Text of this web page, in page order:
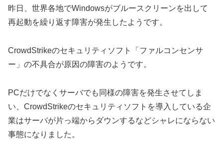
昨日、世界各地でWindowsがブルースクリーンを出して
再起動を繰り返す障害が発生したようです。
CrowdStrikeのセキュリティソフト「ファルコンセンサ
ー」の不具合が原因の障害のようです。
PCだけでなくサーバでも同様の障害を発生させてしま
い、CrowdStrikeのセキュリティソフトを導入している企
業はサーバが片っ端からダウンするなどシャレにならない
事態になりました。